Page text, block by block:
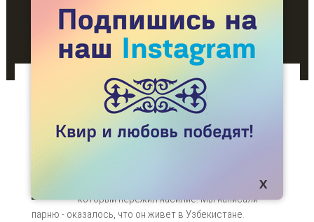
ГЕЙ-БЕЖЕНЕЦ ИЗ УЗБЕКИСТАНА: АЛЛАХУ
НУЖНЫ ТАКИЕ ЛЮДИ
29
можем ли мы помочь парню из Шымкента,
который пережил насилие. Мы написали
парню - оказалось, что он живет в Узбекистане.